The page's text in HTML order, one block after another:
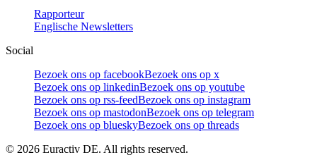
Rapporteur
Englische Newsletters
Social
Bezoek ons op facebookBezoek ons op x
Bezoek ons op linkedinBezoek ons op youtube
Bezoek ons op rss-feedBezoek ons op instagram
Bezoek ons op mastodonBezoek ons op telegram
Bezoek ons op blueskyBezoek ons op threads
© 2026 Euractiv DE. All rights reserved.